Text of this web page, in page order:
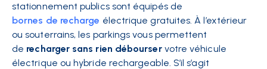
stationnement publics sont équipés de
bornes de recharge électrique gratuites. À l’extérieur
ou souterrains, les parkings vous permettent
de recharger sans rien débourser votre véhicule
électrique ou hybride rechargeable. S’il s’agit